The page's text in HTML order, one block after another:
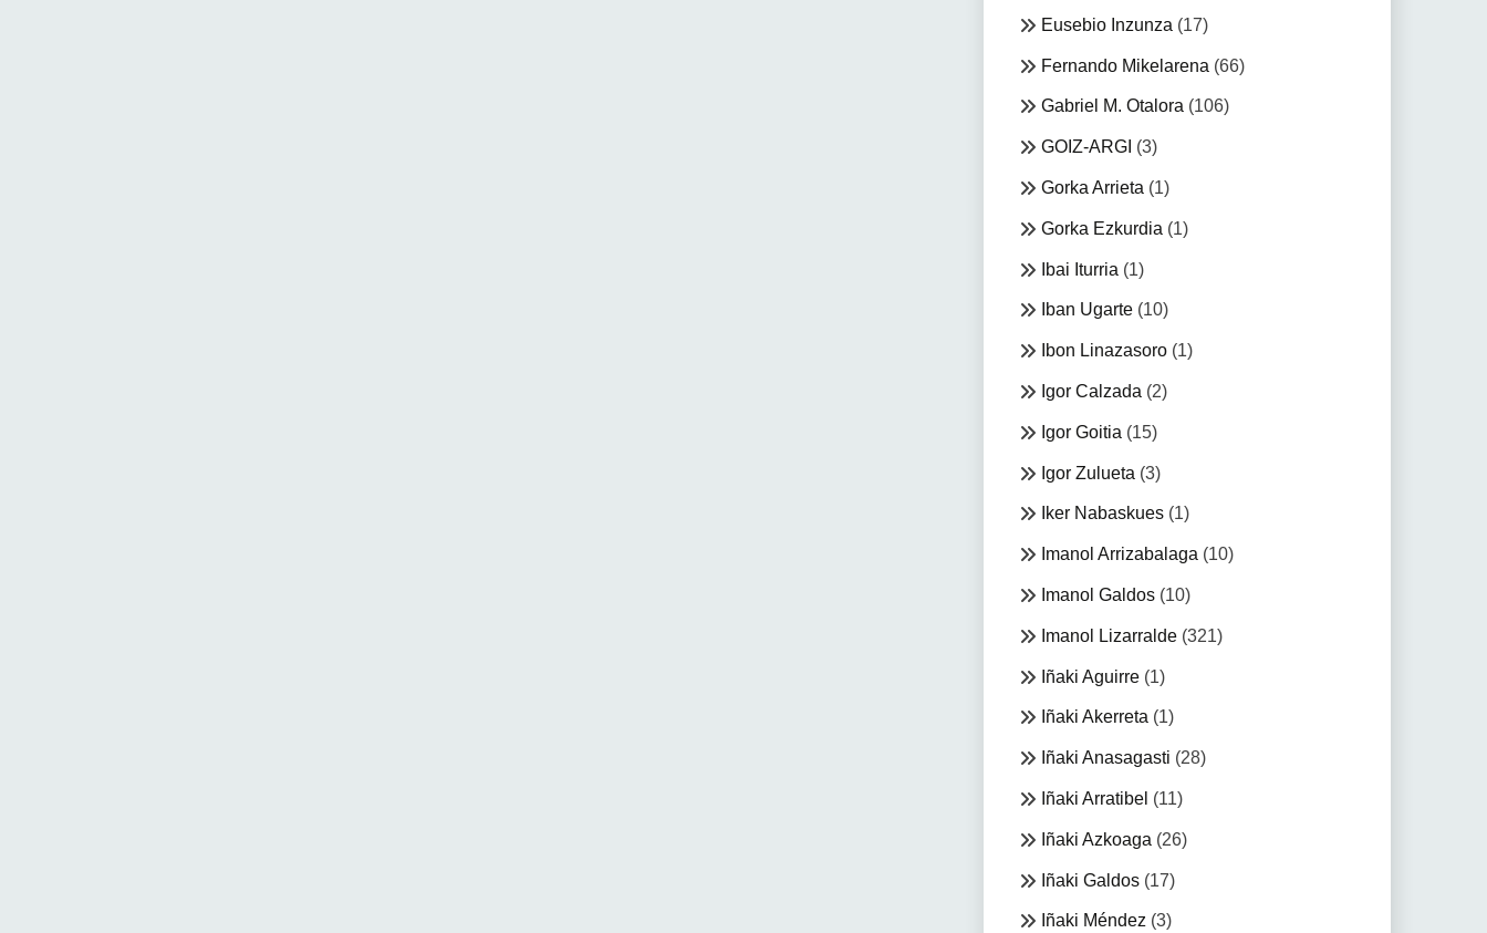
Eusebio Inzunza (17)
Fernando Mikelarena (66)
Gabriel M. Otalora(106)
GOIZ-ARGI (3)
Gorka Arrieta (1)
Gorka Ezkurdia (1)
Ibai Iturria (1)
Iban Ugarte(10)
Ibon Linazasoro(1)
Igor Calzada (2)
Igor Goitia (15)
Igor Zulueta (3)
Iker Nabaskues(1)
Imanol Arrizabalaga (10)
Imanol Galdos(10)
Imanol Lizarralde(321)
Iñaki Aguirre(1)
Iñaki Akerreta(1)
Iñaki Anasagasti (28)
Iñaki Arratibel (11)
Iñaki Azkoaga (26)
Iñaki Galdos(17)
Iñaki Méndez(3)